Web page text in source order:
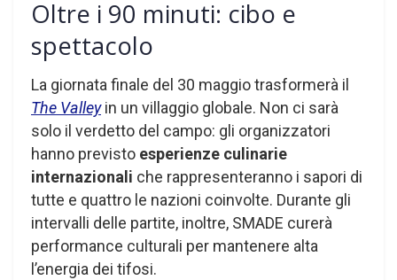
Oltre i 90 minuti: cibo e
spettacolo
La giornata finale del 30 maggio trasformerà il
The Valley in un villaggio globale. Non ci sarà
solo il verdetto del campo: gli organizzatori
hanno previsto esperienze culinarie
internazionali che rappresenteranno i sapori di
tutte e quattro le nazioni coinvolte. Durante gli
intervalli delle partite, inoltre, SMADE curerà
performance culturali per mantenere alta
l’energia dei tifosi.